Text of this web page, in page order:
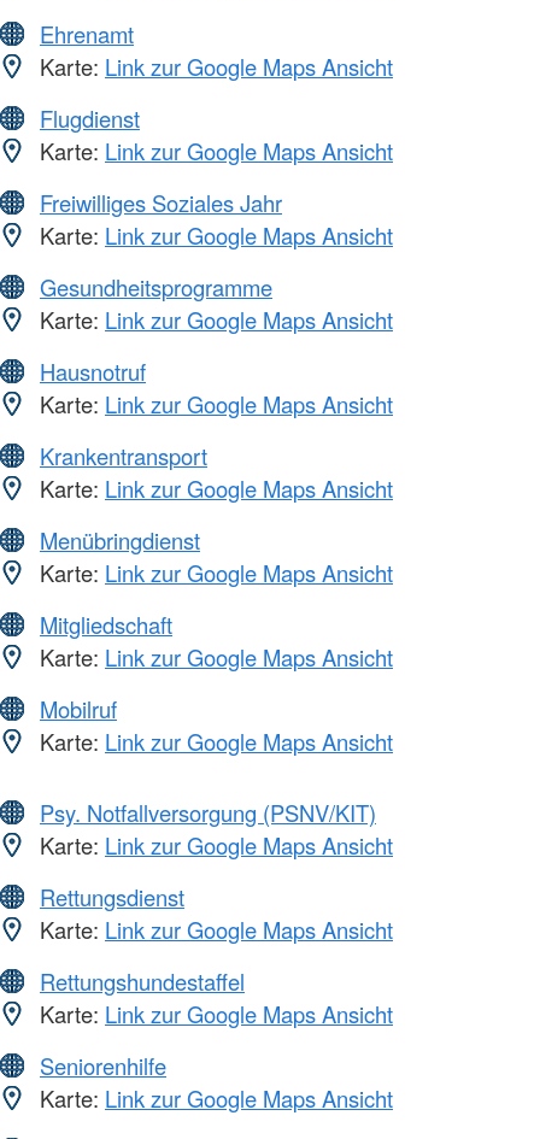
Ehrenamt
Karte: Link zur Google Maps Ansicht
Flugdienst
Karte: Link zur Google Maps Ansicht
Freiwilliges Soziales Jahr
Karte: Link zur Google Maps Ansicht
Gesundheitsprogramme
Karte: Link zur Google Maps Ansicht
Hausnotruf
Karte: Link zur Google Maps Ansicht
Krankentransport
Karte: Link zur Google Maps Ansicht
Menübringdienst
Karte: Link zur Google Maps Ansicht
Mitgliedschaft
Karte: Link zur Google Maps Ansicht
Mobilruf
Karte: Link zur Google Maps Ansicht
Psy. Notfallversorgung (PSNV/KIT)
Karte: Link zur Google Maps Ansicht
Rettungsdienst
Karte: Link zur Google Maps Ansicht
Rettungshundestaffel
Karte: Link zur Google Maps Ansicht
Seniorenhilfe
Karte: Link zur Google Maps Ansicht